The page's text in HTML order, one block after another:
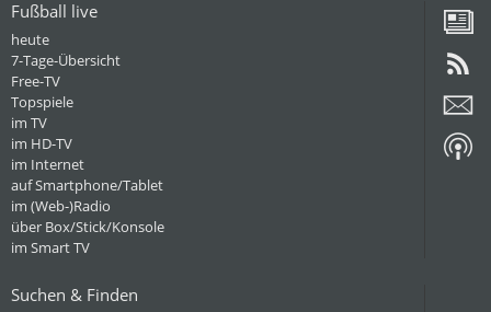
Fußball live
heute
7-Tage-Übersicht
Free-TV
Topspiele
im TV
im HD-TV
im Internet
auf Smartphone/Tablet
im (Web-)Radio
über Box/Stick/Konsole
im Smart TV
Suchen & Finden